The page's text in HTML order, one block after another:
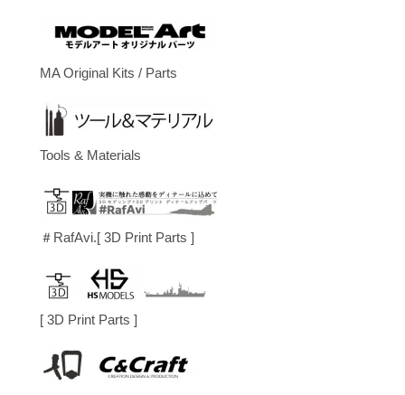
MA Original Kits / Parts
Tools & Materials
＃RafAvi.[ 3D Print Parts ]
[ 3D Print Parts ]